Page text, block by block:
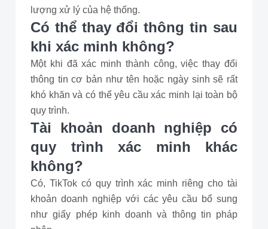
lượng xử lý của hệ thống.
Có thể thay đổi thông tin sau
khi xác minh không?
Một khi đã xác minh thành công, việc thay đổi
thông tin cơ bản như tên hoặc ngày sinh sẽ rất
khó khăn và có thể yêu cầu xác minh lại toàn bộ
quy trình.
Tài khoản doanh nghiệp có
quy trình xác minh khác
không?
Có, TikTok có quy trình xác minh riêng cho tài
khoản doanh nghiệp với các yêu cầu bổ sung
như giấy phép kinh doanh và thông tin pháp